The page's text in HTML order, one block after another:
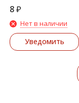
8₽
Нет в наличии
Уведомить